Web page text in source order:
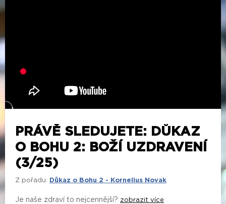
PRÁVĚ SLEDUJETE: DŮKAZ
O BOHU 2: BOŽÍ UZDRAVENÍ
(3/25)
Z pořadu: Důkaz o Bohu 2 - Kornelius Novak
Je naše zdraví to nejcennější? zobrazit více